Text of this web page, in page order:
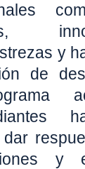
y
de
dar
y